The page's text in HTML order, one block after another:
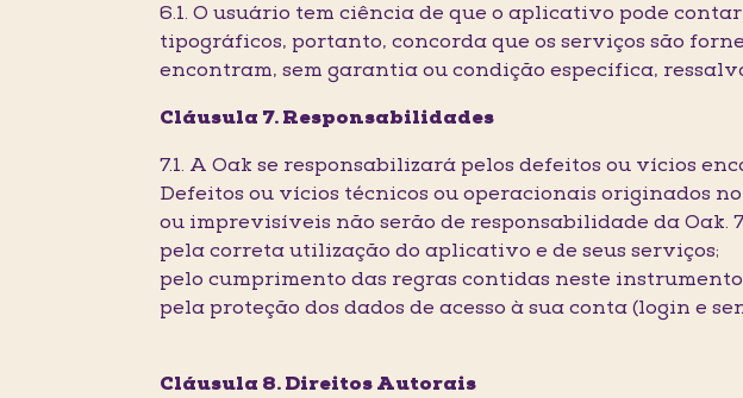
6.1. O usuário tem ciência de que o aplicativo pode
tipográficos, portanto, concorda que os serviços são
encontram, sem garantia ou condição específica,
Cláusula 7. Responsabilidades
7.1. A Oak se responsabilizará pelos defeitos ou vícios
Defeitos ou vícios técnicos ou operacionais originados
ou imprevisíveis não serão de responsabilidade da Oak.
pela correta utilização do aplicativo e de seus serviços;
pelo cumprimento das regras contidas neste
pela proteção dos dados de acesso à sua conta (login e
Cláusula 8. Direitos Autorais